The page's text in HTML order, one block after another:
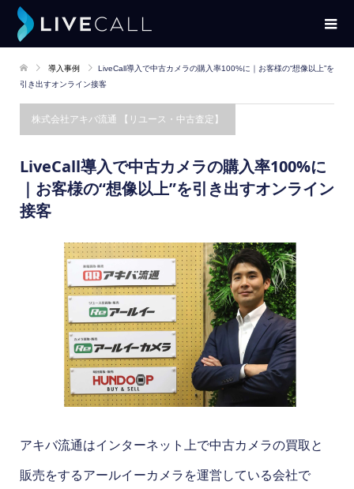
導入事例
LiveCall導入で中古カメラの購入率100%に｜お客様の“想像以上”を
引き出すオンライン接客
​株式会社アキバ流通 【リユース・中古査定】
LiveCall導入で中古カメラの購入率100%に
｜お客様の“想像以上”を引き出すオンライン
接客
アキバ流通はインターネット上で中古カメラの買取と
販売をするアールイーカメラを運営している会社で